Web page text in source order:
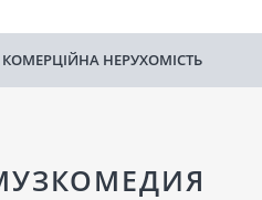
КОМЕРЦІЙНА НЕРУХОМІСТЬ